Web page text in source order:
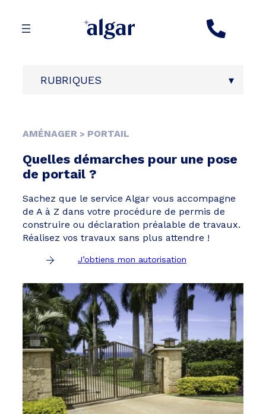
RUBRIQUES
AMÉNAGER > PORTAIL
Quelles démarches pour une pose
de portail ?
Sachez que le service Algar vous accompagne
de A à Z dans votre procédure de permis de
construire ou déclaration préalable de travaux.
Réalisez vos travaux sans plus attendre !
J’obtiens mon autorisation